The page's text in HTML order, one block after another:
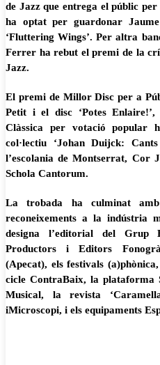
de Jazz que entrega el públic
ha optat per guardonar
‘Fluttering Wings’. Per altra
Ferrer ha rebut el premi de la
Jazz.
El premi de Millor Disc per a
Petit i el disc ‘Potes
Clàssica per votació popular
col·lectiu ‘Johan Duijck:
l’escolania de Montserrat, Cor
Schola Cantorum.
La trobada ha culminat amb
reconeixements a la indústria
designa l’editorial del Grup
Productors i Editors
(Apecat), els festivals
cicle ContraBaix, la
Musical, la revista
iMicroscopi, i els equipaments